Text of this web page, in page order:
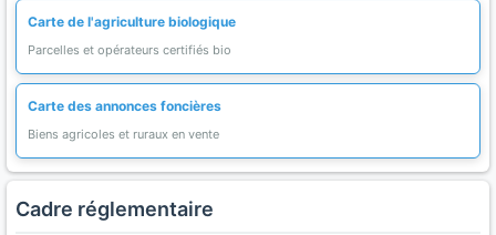
Carte de l'agriculture biologique
Parcelles et opérateurs certifiés bio
Carte des annonces foncières
Biens agricoles et ruraux en vente
Cadre réglementaire